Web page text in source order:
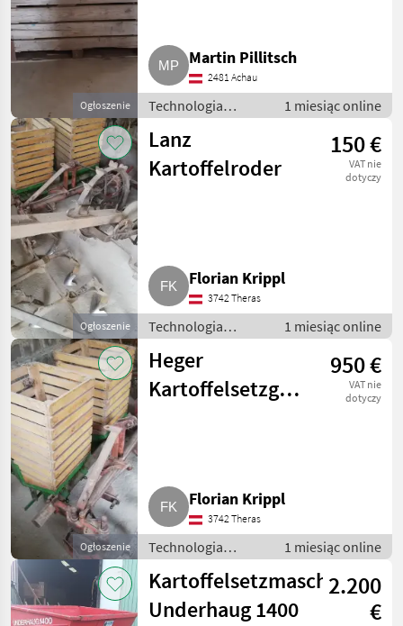
Ogłoszenie
Martin Pillitsch
2481 Achau
Technologia
ziemniaczana /
Inne rozwiązania
technologiczne dla
ziemniaków
1 miesiąc online
Ogłoszenie
Lanz
Kartoffelroder
150 €
VAT nie
dotyczy
Florian Krippl
3742 Theras
Technologia
ziemniaczana /
Inne rozwiązania
technologiczne dla
ziemniaków
1 miesiąc online
Ogłoszenie
Heger
Kartoffelsetzgerät
950 €
VAT nie
dotyczy
Florian Krippl
3742 Theras
Technologia
ziemniaczana /
Inne rozwiązania
technologiczne dla
ziemniaków
1 miesiąc online
Kartoffelsetzmaschine
Underhaug 1400
2.200
€